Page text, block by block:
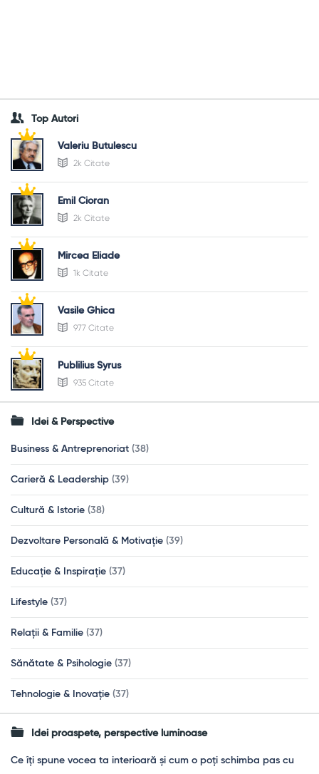
Top Autori
Valeriu Butulescu
2k Citate
Emil Cioran
2k Citate
Mircea Eliade
1k Citate
Vasile Ghica
977 Citate
Publilius Syrus
935 Citate
Idei & Perspective
Business & Antreprenoriat (38)
Carieră & Leadership (39)
Cultură & Istorie (38)
Dezvoltare Personală & Motivație (39)
Educație & Inspirație (37)
Lifestyle (37)
Relații & Familie (37)
Sănătate & Psihologie (37)
Tehnologie & Inovație (37)
Idei proaspete, perspective luminoase
Ce îți spune vocea ta interioară și cum o poți schimba pas cu